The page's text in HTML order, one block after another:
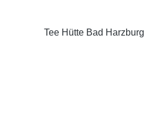
Tee Hütte Bad Harzburg